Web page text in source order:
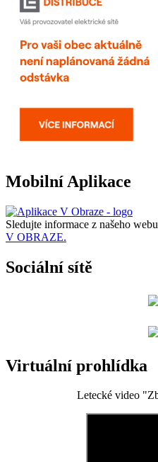
Mobilní Aplikace
Sledujte informace z našeho
V OBRAZE.
Sociální sítě
Virtuální prohlídka
Letecké video